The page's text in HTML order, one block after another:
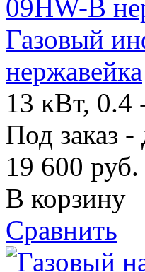
Газовый
нержавейка
13 кВт, 0.4
Под заказ
19 600 руб.
В корзину
Сравнить